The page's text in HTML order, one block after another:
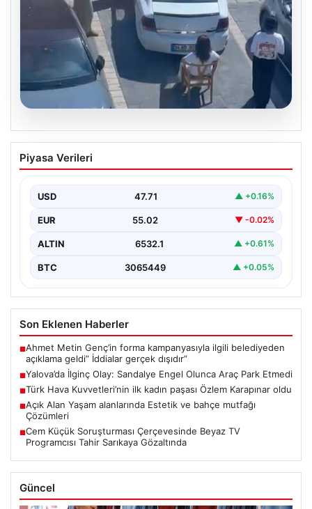
Yalova’da İlginç Olay: Sandalye Engel
Olunca Araç Park Etmedi
gerçekleşen bu ilginç olay, bölge sakinlerinin ve
çevredekilerin…
Piyasa Verileri
USD 47.71 ▲ +0.16%
EUR 55.02 ▼ -0.02%
ALTIN 6532.1 ▲ +0.61%
BTC 3065449 ▲ +0.05%
Son Eklenen Haberler
■Ahmet Metin Genç’in forma kampanyasıyla ilgili belediyeden
açıklama geldi” İddialar gerçek dışıdır”
■Yalova’da İlginç Olay: Sandalye Engel Olunca Araç Park Etmedi
■Türk Hava Kuvvetleri’nin ilk kadın paşası Özlem Karapınar oldu
■Açık Alan Yaşam alanlarında Estetik ve bahçe mutfağı
Çözümleri
■Cem Küçük Soruşturması Çerçevesinde Beyaz TV
Programcısı Tahir Sarıkaya Gözaltında
Güncel